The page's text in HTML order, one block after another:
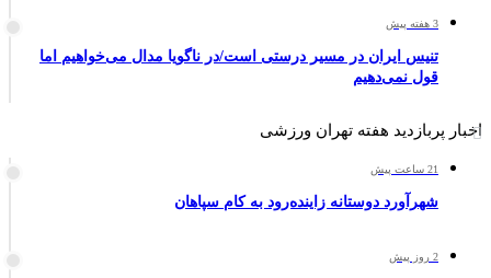
3 هفته پیش
تنیس ایران در مسیر درستی است/در ناگویا مدال می‌خواهیم اما
قول نمی‌دهیم
اخبار پربازدید هفته تهران ورزشی
21 ساعت پیش
شهرآورد دوستانه زاینده‌رود به کام سپاهان
2 روز پیش